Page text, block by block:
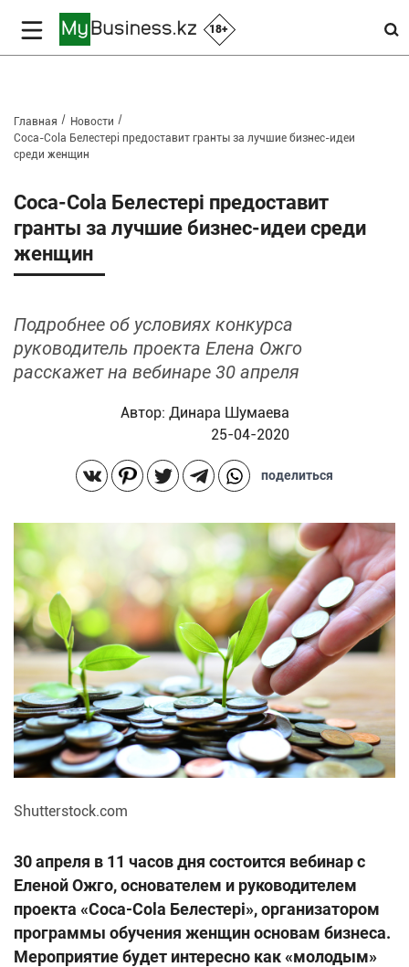
18+
Главная
Новости
Coca-Cola Белестері предоставит гранты за лучшие бизнес-идеи
среди женщин
Coca-Cola Белестері предоставит
гранты за лучшие бизнес-идеи среди
женщин
Подробнее об условиях конкурса
руководитель проекта Елена Ожго
расскажет на вебинаре 30 апреля
поделиться
Автор: Динара Шумаева
25-04-2020
Shutterstock.com
30 апреля в 11 часов дня состоится вебинар с
Еленой Ожго, основателем и руководителем
проекта «Coca-Cola Белестері», организатором
программы обучения женщин основам бизнеса.
Мероприятие будет интересно как «молодым»